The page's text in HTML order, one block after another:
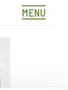
MENU